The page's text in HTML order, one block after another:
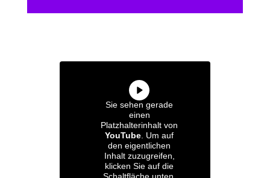
Sie sehen gerade
einen
Platzhalterinhalt von
YouTube . Um auf
den eigentlichen
Inhalt zuzugreifen,
klicken Sie auf die